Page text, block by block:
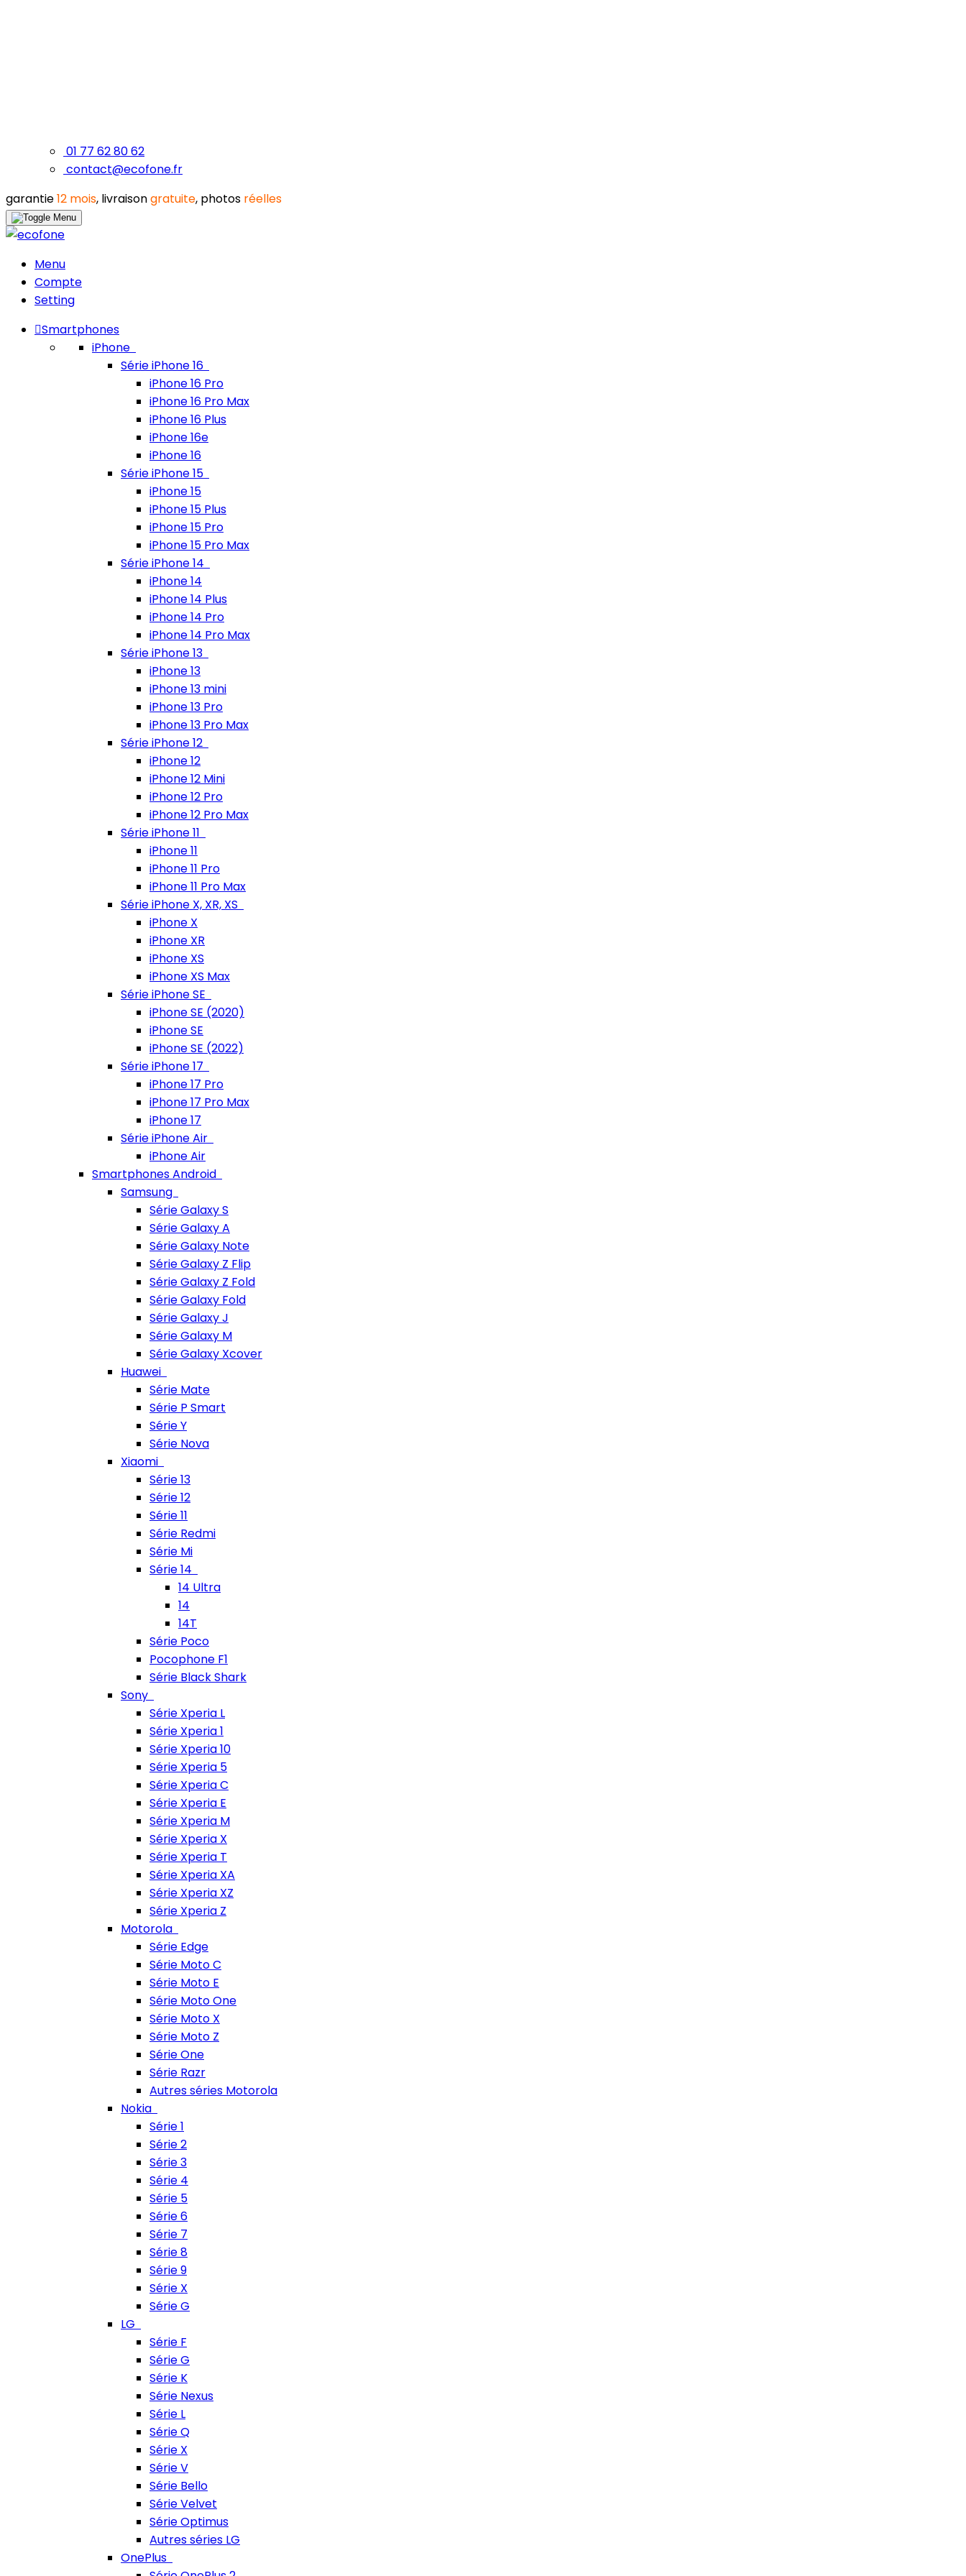
01 77 62 80 62
contact@ecofone.fr
garantie12 mois, livraisongratuite, photos réelles
Menu
Compte
Setting
Smartphones
iPhone
Série iPhone 16
iPhone 16 Pro
iPhone 16 Pro Max
iPhone 16 Plus
iPhone 16e
iPhone 16
Série iPhone 15
iPhone 15
iPhone 15 Plus
iPhone 15 Pro
iPhone 15 Pro Max
Série iPhone 14
iPhone 14
iPhone 14 Plus
iPhone 14 Pro
iPhone 14 Pro Max
Série iPhone 13
iPhone 13
iPhone 13 mini
iPhone 13 Pro
iPhone 13 Pro Max
Série iPhone 12
iPhone 12
iPhone 12 Mini
iPhone 12 Pro
iPhone 12 Pro Max
Série iPhone 11
iPhone 11
iPhone 11 Pro
iPhone 11 Pro Max
Série iPhone X, XR, XS
iPhone X
iPhone XR
iPhone XS
iPhone XS Max
Série iPhone SE
iPhone SE (2020)
iPhone SE
iPhone SE (2022)
Série iPhone 17
iPhone 17 Pro
iPhone 17 Pro Max
iPhone 17
Série iPhone Air
iPhone Air
Smartphones Android
Samsung
Série Galaxy S
Série Galaxy A
Série Galaxy Note
Série Galaxy Z Flip
Série Galaxy Z Fold
Série Galaxy Fold
Série Galaxy J
Série Galaxy M
Série Galaxy Xcover
Huawei
Série Mate
Série P Smart
Série Y
Série Nova
Xiaomi
Série 13
Série 12
Série 11
Série Redmi
Série Mi
Série 14
14 Ultra
14
14T
Série Poco
Pocophone F1
Série Black Shark
Sony
Série Xperia L
Série Xperia 1
Série Xperia 10
Série Xperia 5
Série Xperia C
Série Xperia E
Série Xperia M
Série Xperia X
Série Xperia T
Série Xperia XA
Série Xperia XZ
Série Xperia Z
Motorola
Série Edge
Série Moto C
Série Moto E
Série Moto One
Série Moto X
Série Moto Z
Série One
Série Razr
Autres séries Motorola
Nokia
Série 1
Série 2
Série 3
Série 4
Série 5
Série 6
Série 7
Série 8
Série 9
Série X
Série G
LG
Série F
Série G
Série K
Série Nexus
Série L
Série Q
Série X
Série V
Série Bello
Série Velvet
Série Optimus
Autres séries LG
OnePlus